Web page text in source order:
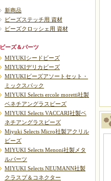
新商品
ビーズステッチ用 資材
ビーズクロッシェ用 資材
ビーズ＆パーツ
MIYUKIシードビーズ
MIYUKIデリカビーズ
MIYUKIビーズアソートセット・
ミックスパック
MIYUKI Selects ercole moretti社製
ベネチアングラスビーズ
MIYUKI Selects VACCARI社製ベ
ネチアングラスビーズ
Miyuki Selects Micro社製アクリル
ビーズ
MIYUKI Selects Menoni社製メタ
ルパーツ
MIYUKI Selects NEUMANN社製
クラスプ＆コネクター